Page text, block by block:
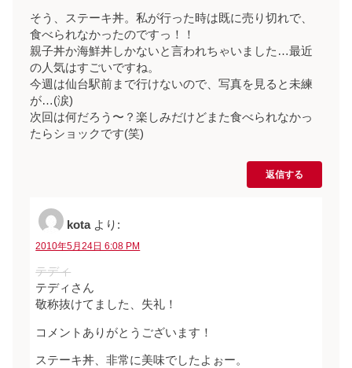
そう、ステーキ丼。私が行った時は既に売り切れで、
食べられなかったのですっ！！
親子丼か海鮮丼しかないと言われちゃいました…最近
の人気はすごいですね。
今週は仙台駅前まで行けないので、写真を見ると未練
が…(涙)
次回は何だろう〜？楽しみだけどまた食べられなかっ
たらショックです(笑)
返信する
kota より:
2010年5月24日 6:08 PM
テディ
テディさん
敬称抜けてました、失礼！
コメントありがとうございます！
ステーキ丼、非常に美味でしたよぉー。